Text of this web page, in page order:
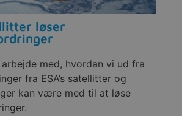
løser
med, hvordan vi ud fra
fra ESA’s satellitter og
kan være med til at løse